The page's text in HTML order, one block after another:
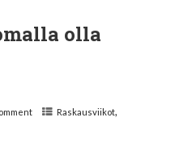
olla
Raskausviikot,